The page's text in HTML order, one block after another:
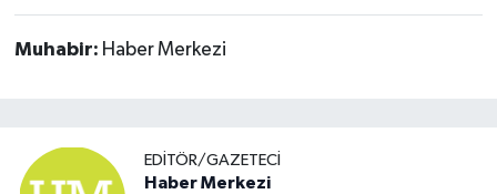
Muhabir: Haber Merkezi
EDITÖR/GAZETECI
Haber Merkezi